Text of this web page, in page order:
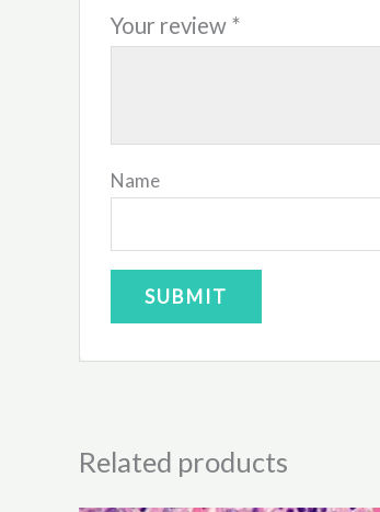
Your review *
Name
Related products